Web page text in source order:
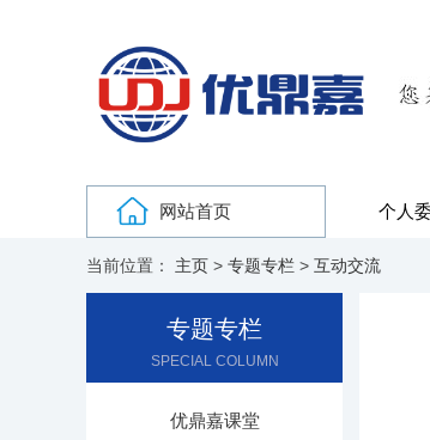
网站首页 个人
当前位置： 主页 > 专题专栏 > 互动交流
专题专栏
SPECIAL COLUMN
优鼎嘉课堂